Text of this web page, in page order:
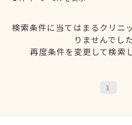
検索条件に当てはまるクリニ
りませんでした
再度条件を変更して検索
1